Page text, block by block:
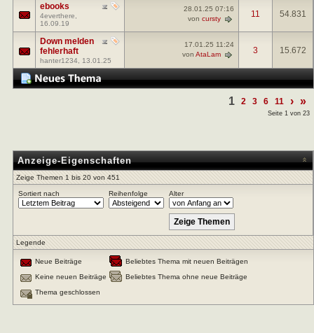
ebooks
4everthere
16.09.19
28.01.25 07:16
von cursty 11 54.831
Down melden
fehlerhaft
hanter1234 , 13.01.25
17.01.25 11:24
von AtaLam 3 15.672
1 2 3 6 11 › »
Seite 1 von 23
Anzeige-Eigenschaften
Zeige Themen 1 bis 20 von 451
Sortiert nach Reihenfolge Alter
Legende
Neue Beiträge
Beliebtes Thema mit neuen Beiträgen
Keine neuen Beiträge
Beliebtes Thema ohne neue Beiträge
Thema geschlossen